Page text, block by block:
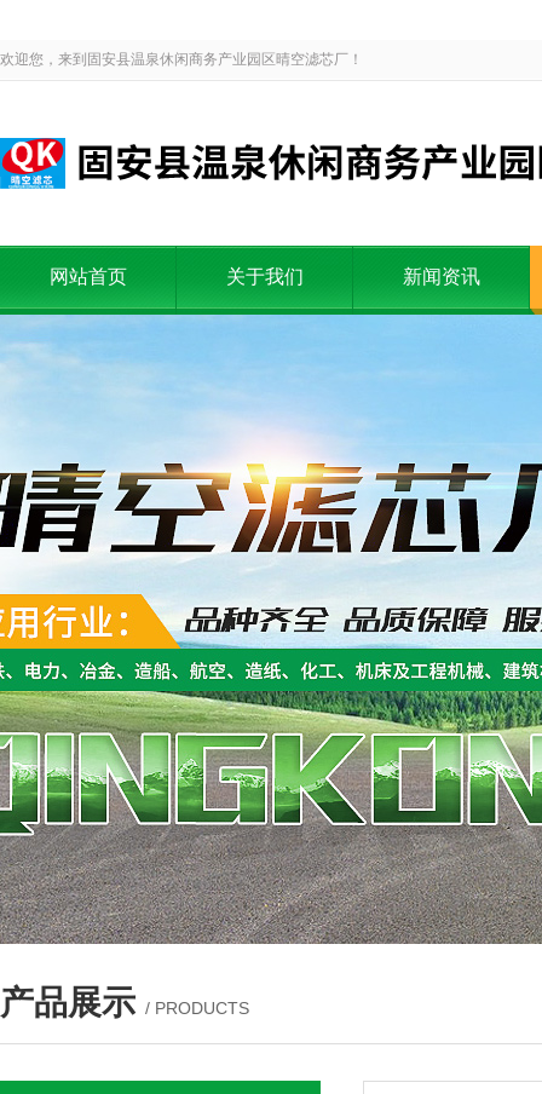
欢迎您，来到固安县温泉休闲商务产业园区晴空滤芯厂！
网站首页 关于我们 新闻资讯
产品展示 / PRODUCTS